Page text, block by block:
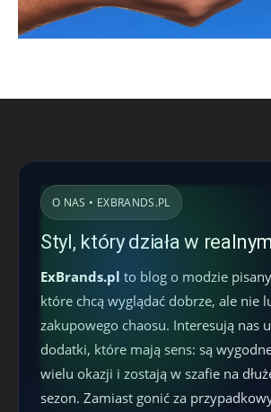
O NAS • EXBRANDS.PL
Styl, który działa w
ExBrands.pl to blog o modzie
które chcą wyglądać dobrze, ale nie
zakupowego chaosu. Interesują nas
dodatki, które mają sens: są
wielu okazji i zostają w szafie na
sezon. Zamiast gonić za